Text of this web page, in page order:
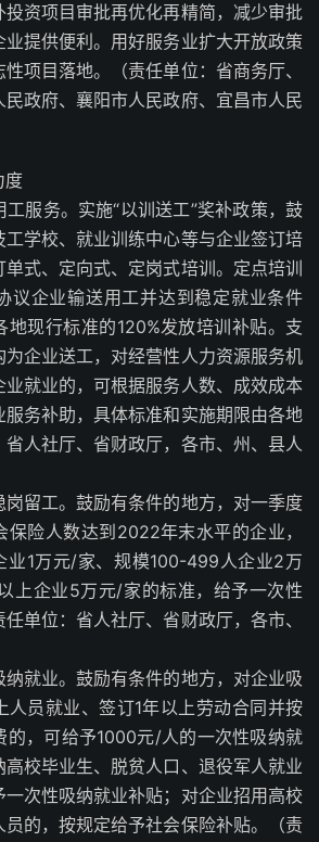
资项目审批再优化再精简，减少审批
提供便利。用好服务业扩大开放政策
项目落地。（责任单位：省商务厅、
政府、襄阳市人民政府、宜昌市人民
度
工服务。实施“以训送工”奖补政策，鼓
学校、就业训练中心等与企业签订培
式、定向式、定岗式培训。定点培训
议企业输送用工并达到稳定就业条件
地现行标准的120%发放培训补贴。支
企业送工，对经营性人力资源服务机
就业的，可根据服务人数、成效成本
务补助，具体标准和实施期限由各地
人社厅、省财政厅，各市、州、县人
岗留工。鼓励有条件的地方，对一季度
险人数达到2022年末水平的企业，
1万元/家、规模100-499人企业2万
上企业5万元/家的标准，给予一次性
单位：省人社厅、省财政厅，各市、
纳就业。鼓励有条件的地方，对企业吸
人员就业、签订1年以上劳动合同并按
的，可给予1000元/人的一次性吸纳就
校毕业生、脱贫人口、退役军人就业
次性吸纳就业补贴；对企业招用高校
的，按规定给予社会保险补贴。（责